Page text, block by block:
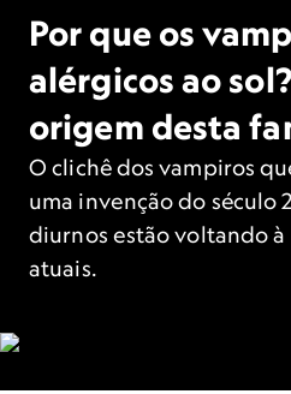
Por que os
alérgicos ao
origem desta
O clichê dos vampiros
uma invenção do século
diurnos estão voltando à
atuais.